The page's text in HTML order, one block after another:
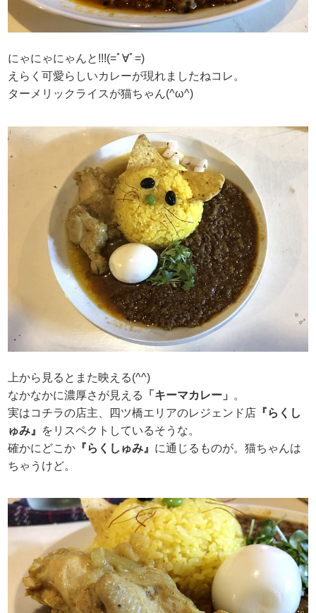
にゃにゃにゃんと!!!(=ﾟ∀ﾟ=)
えらく可愛らしいカレーが現れましたねコレ。
ターメリックライスが猫ちゃん(^ω^)
上から見るとまた映える(^^)
なかなかに濃厚さが見える
「キーマカレー」
。
実はコチラの店主、四ツ橋エリアのレジェンド店 『らくし
ゅみ』
をリスペクトしているそうな。
確かにどこか 『らくしゅみ』 に通じるものが。猫ちゃんは
ちゃうけど。